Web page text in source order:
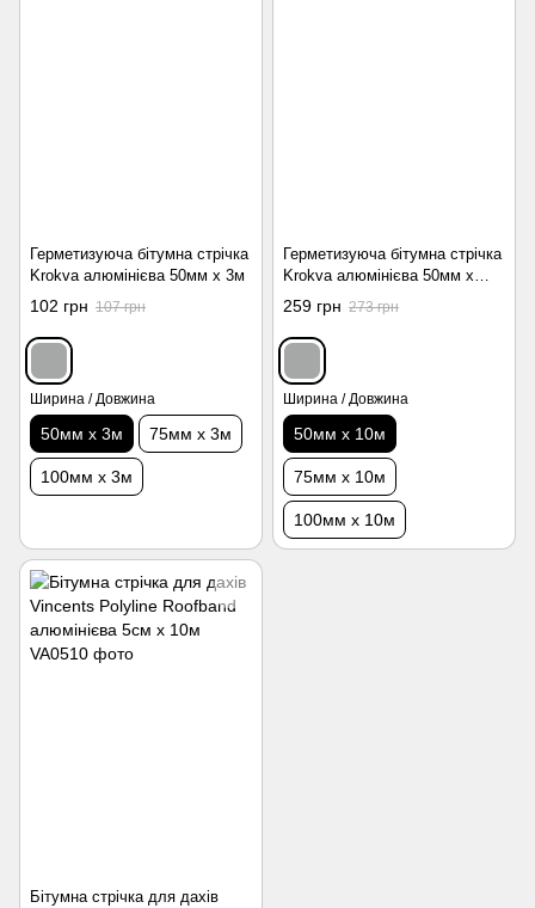
Герметизуюча бітумна стрічка
Krokva алюмінієва 50мм x 3м
102 грн 107 грн
Ширина / Довжина
50мм х 3м 75мм х 3м
100мм х 3м
Герметизуюча бітумна стрічка
Krokva алюмінієва 50мм x
10м
259 грн 273 грн
Ширина / Довжина
50мм х 10м
75мм х 10м
100мм х 10м
Бітумна стрічка для дахів